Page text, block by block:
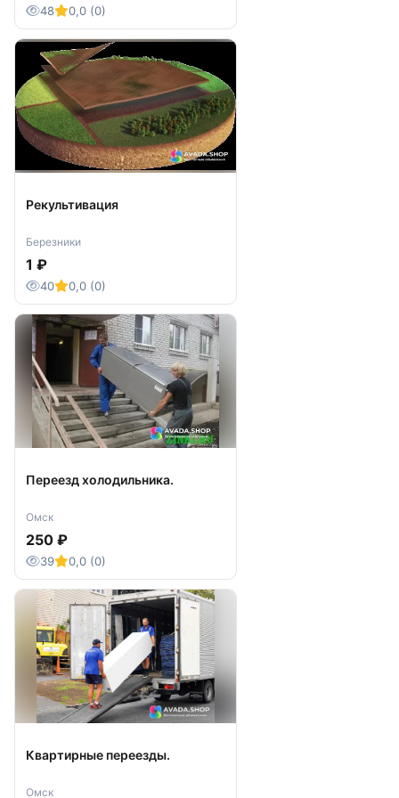
• полное закрытие старого изображения без
снятия конструкции;
• долговечная УФ-печать, нечувствительная к
солнцу, осадкам и перепадам температур;
• период использования больше 15 лет при
наружном применении;
• удобный процесс монтажа без привлечения
тяжелой техники;
• качественная визуализация портретов с
• предоставление разработки и подтверждения
• надежная упаковка и доставка в все регионы
Ассортимент охватывает мемориальные доски,
реставрационные и декоративные накладки,
текстовые пластины, фото на металле и
элементы декора. Организация имеет
устойчивую репутацию, постоянно публикует
положительные отзывы и предлагает большой
объем полезной информации по выбору и
оформлению изделий.
Контакты и оформление заказа
номеру или электронной почте, активны
мессенджерах. Обработка заказов
осуществляется с понедельника по субботу с
10:00–18:00. Для размещения заявки
достаточно передать параметры,
фотоматериалы и пожелания — специалисты
выполнят предварительный расчет и
визуализацию проекта. Оплата возможна с
использованием СБП или по банковскому
переводу для юридических лиц.
Транспортировка производится по территории
России через логистические службы, с
Готовые изделия прочно упаковываются и
Почему стоит выбрать «Мемориальные
48 0,0 (0)
Рекультивация
Березники
1 ₽
40 0,0 (0)
Переезд холодильника.
Омск
250 ₽
39 0,0 (0)
Квартирные переезды.
Омск